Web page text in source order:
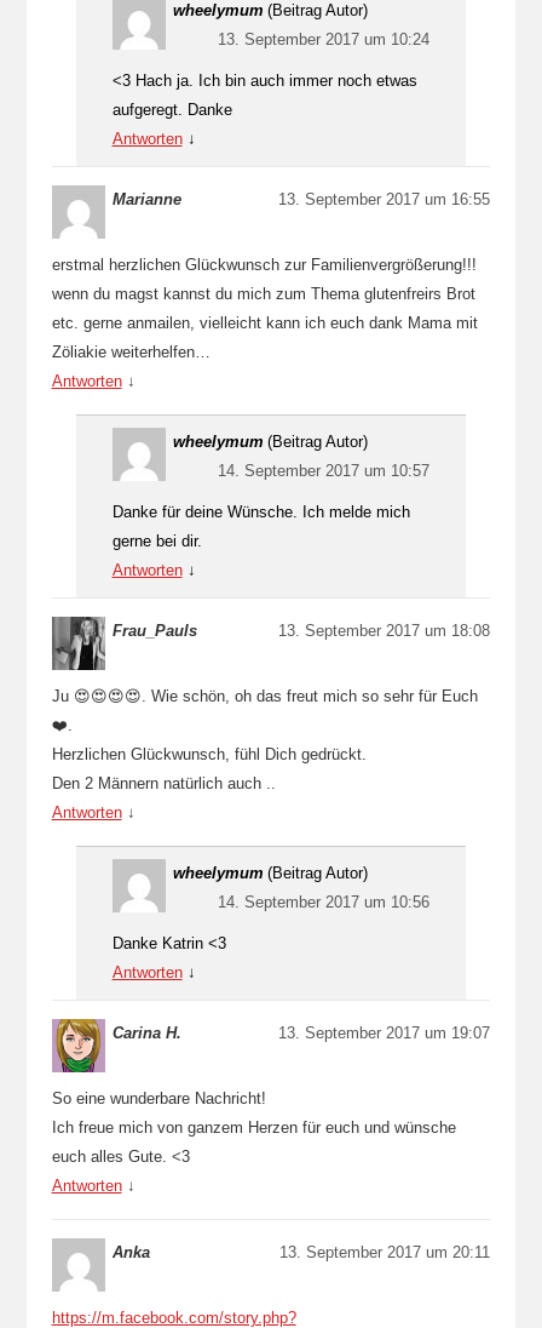
wheelymum (Beitrag Autor)
13. September 2017 um 10:24
<3 Hach ja. Ich bin auch immer noch etwas
aufgeregt. Danke
Antworten ↓
Marianne 13. September 2017 um 16:55
erstmal herzlichen Glückwunsch zur Familienvergrößerung!!!
wenn du magst kannst du mich zum Thema glutenfreirs Brot
etc. gerne anmailen, vielleicht kann ich euch dank Mama mit
Zöliakie weiterhelfen…
Antworten ↓
wheelymum (Beitrag Autor)
14. September 2017 um 10:57
Danke für deine Wünsche. Ich melde mich
gerne bei dir.
Antworten ↓
Frau_Pauls 13. September 2017 um 18:08
Ju 😍😍😍😍. Wie schön, oh das freut mich so sehr für Euch
❤️.
Herzlichen Glückwunsch, fühl Dich gedrückt.
Den 2 Männern natürlich auch ..
Antworten ↓
wheelymum (Beitrag Autor)
14. September 2017 um 10:56
Danke Katrin <3
Antworten ↓
Carina H. 13. September 2017 um 19:07
So eine wunderbare Nachricht!
Ich freue mich von ganzem Herzen für euch und wünsche
euch alles Gute. <3
Antworten ↓
Anka 13. September 2017 um 20:11
https://m.facebook.com/story.php?